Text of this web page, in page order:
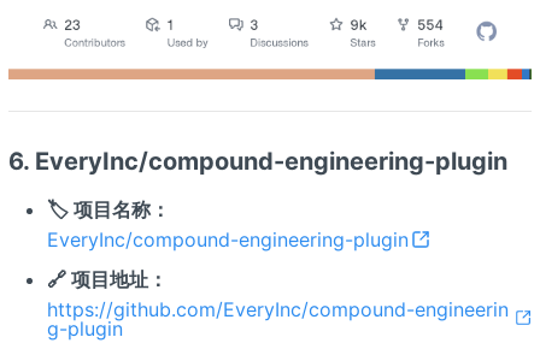
6. EveryInc/compound-engineering-plugin
🏷️ 项目名称：
EveryInc/compound-engineering-plugin
🔗 项目地址：
https://github.com/EveryInc/compound-engineerin
g-plugin